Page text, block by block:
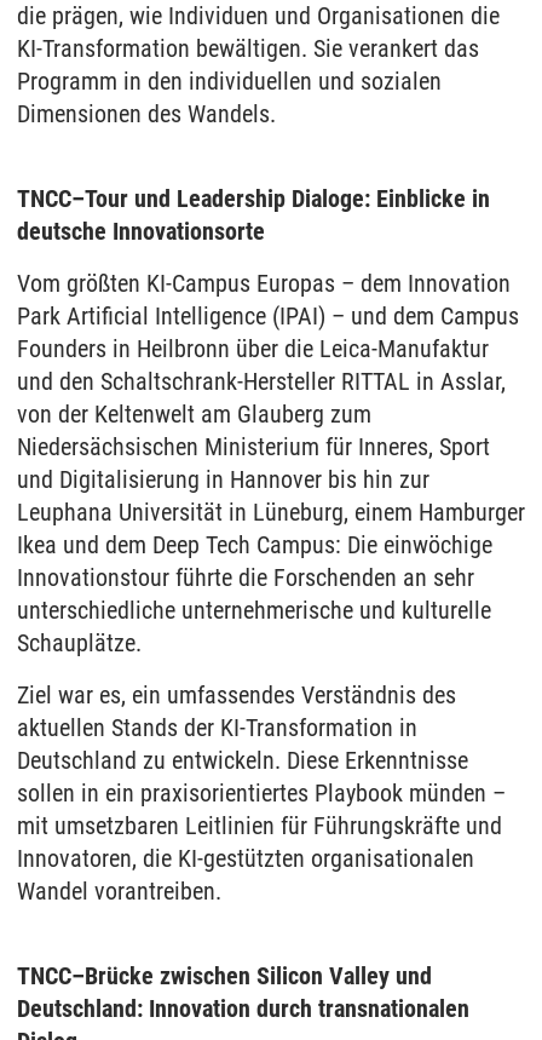
die prägen, wie Individuen und Organisationen die
KI-Transformation bewältigen. Sie verankert das
Programm in den individuellen und sozialen
Dimensionen des Wandels.
TNCC–Tour und Leadership Dialoge: Einblicke in
deutsche Innovationsorte
Vom größten KI-Campus Europas – dem Innovation
Park Artificial Intelligence (IPAI) – und dem Campus
Founders in Heilbronn über die Leica-Manufaktur
und den Schaltschrank-Hersteller RITTAL in Asslar,
von der Keltenwelt am Glauberg zum
Niedersächsischen Ministerium für Inneres, Sport
und Digitalisierung in Hannover bis hin zur
Leuphana Universität in Lüneburg, einem Hamburger
Ikea und dem Deep Tech Campus: Die einwöchige
Innovationstour führte die Forschenden an sehr
unterschiedliche unternehmerische und kulturelle
Schauplätze.
Ziel war es, ein umfassendes Verständnis des
aktuellen Stands der KI-Transformation in
Deutschland zu entwickeln. Diese Erkenntnisse
sollen in ein praxisorientiertes Playbook münden –
mit umsetzbaren Leitlinien für Führungskräfte und
Innovatoren, die KI-gestützten organisationalen
Wandel vorantreiben.
TNCC–Brücke zwischen Silicon Valley und
Deutschland: Innovation durch transnationalen